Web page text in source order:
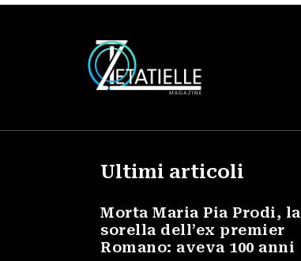
Ultimi articoli
Morta Maria Pia Prodi, la
sorella dell’ex premier
Romano: aveva 100 anni